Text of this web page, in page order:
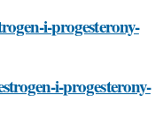
i-progesterony-
i-progesterony-